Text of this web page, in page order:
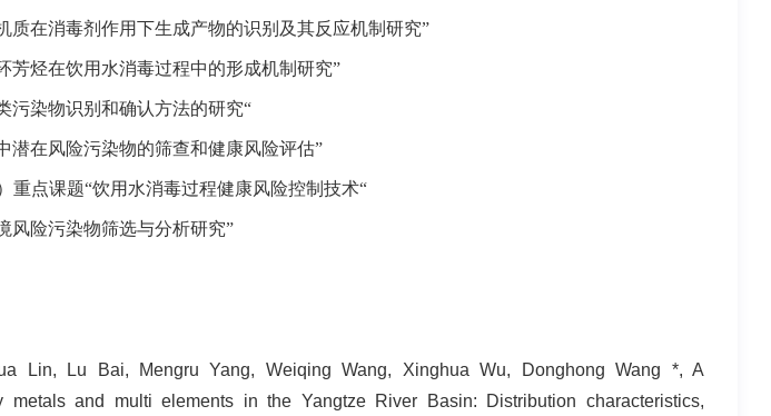
质在消毒剂作用下生成产物的识别及其反应机制研究”
芳烃在饮用水消毒过程中的形成机制研究”
污染物识别和确认方法的研究“
潜在风险污染物的筛查和健康风险评估”
重点课题“饮用水消毒过程健康风险控制技术“
风险污染物筛选与分析研究”
Lin, Lu Bai, Mengru Yang, Weiqing Wang, Xinghua Wu, Donghong Wang *, A
metals and multi elements in the Yangtze River Basin: Distribution characteristics,